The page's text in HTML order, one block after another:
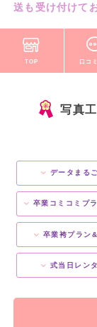
送も受け付けて
TOP 口コ
写真
データまる
卒業コミコミプラン
卒業袴プラン
式当日レン